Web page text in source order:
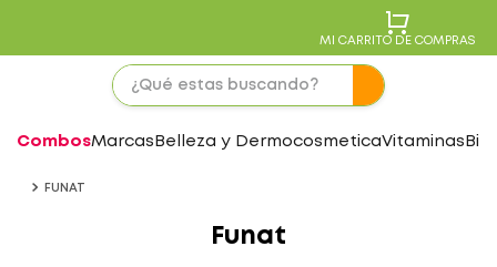
MI CARRITO DE COMPRAS
CombosMarcas Belleza y DermocosmeticaVitaminas
FUNAT
Funat